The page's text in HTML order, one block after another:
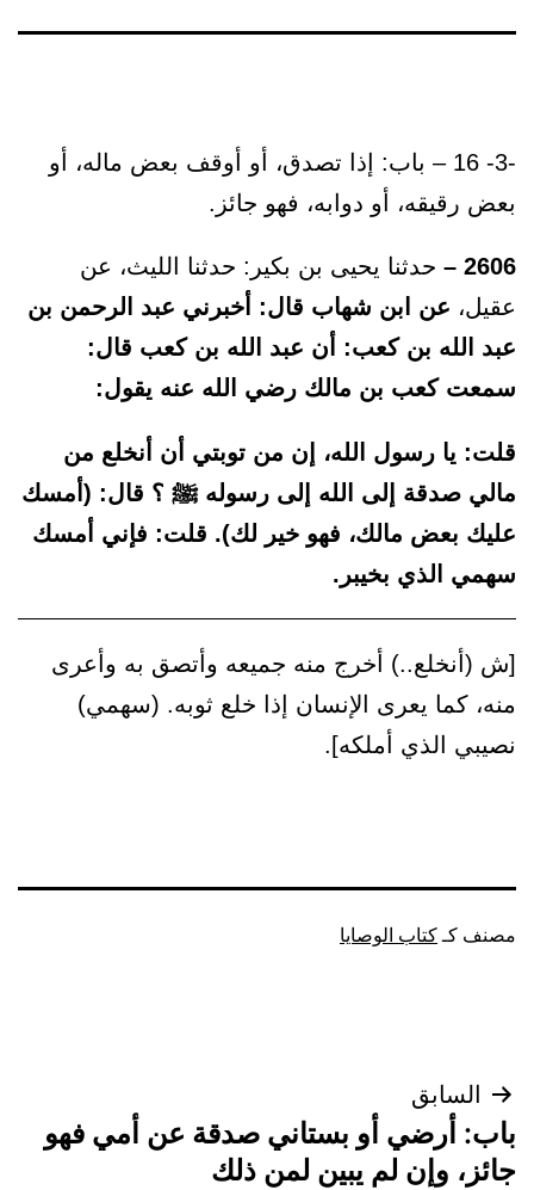
-3- 16 – باب: إذا تصدق، أو أوقف بعض ماله، أو
بعض رقيقه، أو دوابه، فهو جائز.
2606 –
حدثنا يحيى بن بكير: حدثنا الليث، عن
عقيل، عن ابن شهاب قال: أخبرني عبد الرحمن بن
عبد الله بن كعب: أن عبد الله بن كعب قال:
سمعت كعب بن مالك رضي الله عنه يقول:
قلت: يا رسول الله، إن من توبتي أن أنخلع من
مالي صدقة إلى الله إلى رسوله ﷺ ؟ قال: (أمسك
عليك بعض مالك، فهو خير لك). قلت: فإني أمسك
سهمي الذي بخيبر.
[ش (أنخلع..) أخرج منه جميعه وأتصق به وأعرى
منه، كما يعرى الإنسان إذا خلع ثوبه. (سهمي)
نصيبي الذي أملكه].
مصنف كـ كتاب الوصايا
تصفّح
المقالات
السابق
باب: أرضي أو بستاني صدقة عن أمي فهو
جائز، وإن لم يبين لمن ذلك